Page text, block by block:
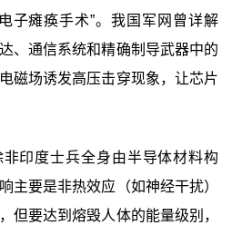
子瘫痪手术”。我国军网曾详解
、通信系统和精确制导武器中的
磁场诱发高压击穿现象，让芯片
非印度士兵全身由半导体材料构
主要是非热效应（如神经干扰）
但要达到熔毁人体的能量级别，